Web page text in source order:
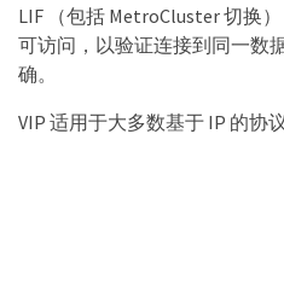
LIF （包括 MetroCluster 切换
可访问，以验证连接到同一数
确。
VIP 适用于大多数基于 IP 的协议